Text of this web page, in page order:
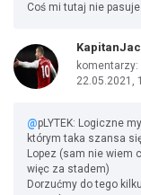
Coś mi tutaj nie
komentarzy:
22.05.2021,
@pLYTEK: Logiczne
którym taka szansa
Lopez (sam nie wiem
więc za stadem)
Dorzućmy do tego